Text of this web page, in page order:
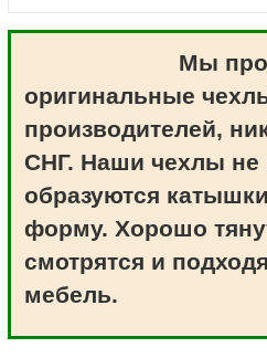
Мы
оригинальные
производителей,
СНГ. Наши чехлы не
образуются
форму. Хорошо
смотрятся и
мебель.